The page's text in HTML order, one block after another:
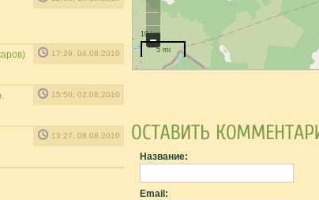
17:29, 04.08.2010
15:50, 02.08.2010
13:27, 08.08.2010
10 km
5 mi
Название:
Email: